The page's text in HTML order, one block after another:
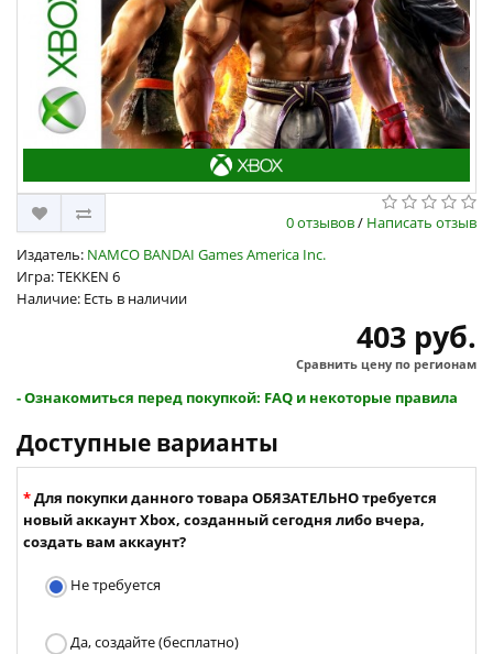
0 отзывов/ Написать отзыв
Издатель: NAMCO BANDAI Games America Inc.
Игра: TEKKEN 6
Наличие: Есть в наличии
403 руб.
Сравнить цену по регионам
- Ознакомиться перед покупкой: FAQ и некоторые правила
Доступные варианты
Для покупки данного товара ОБЯЗАТЕЛЬНО требуется
новый аккаунт Xbox, созданный сегодня либо вчера,
создать вам аккаунт?
Не требуется
Да, создайте (бесплатно)